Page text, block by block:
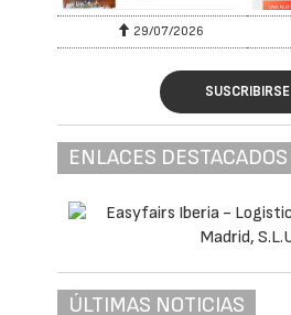
29/07/2026
SUSCRIBIRSE
ENLACES DESTACADOS
ÚLTIMAS NOTICIAS